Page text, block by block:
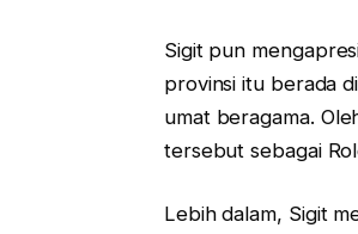
Sigit pun
provinsi itu berada
umat beragama.
tersebut sebagai
Lebih dalam, Sigit